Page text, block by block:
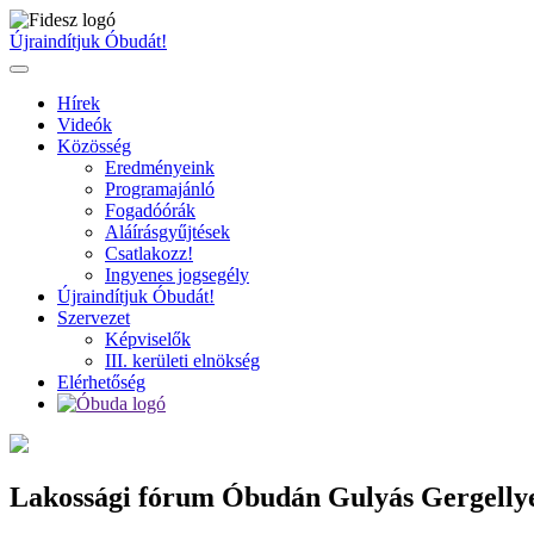
Ugrás
a
tartalomhoz
Újraindítjuk Óbudát!
Hírek
Videók
Közösség
Eredményeink
Programajánló
Fogadóórák
Aláírásgyűjtések
Csatlakozz!
Ingyenes jogsegély
Újraindítjuk Óbudát!
Szervezet
Képviselők
III. kerületi elnökség
Elérhetőség
Lakossági fórum Óbudán Gulyás